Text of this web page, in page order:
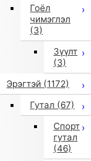
Гоёл
чимэглэл
(3)
Зүүлт
(3)
Эрэгтэй (1172)
Гутал (67)
Спорт
гутал
(46)